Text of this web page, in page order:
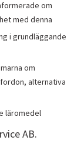
om
med denna
i grundläggande
om
alternativa
läromedel
AB.